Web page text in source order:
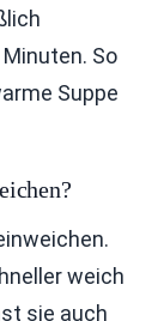
So
Suppe
weich
sie auch